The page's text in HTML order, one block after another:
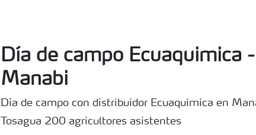
Día de campo Ecuaquimica -
Manabi
Día de campo con distribuidor Ecuaquimica en
Tosagua 200 agricultores asistentes